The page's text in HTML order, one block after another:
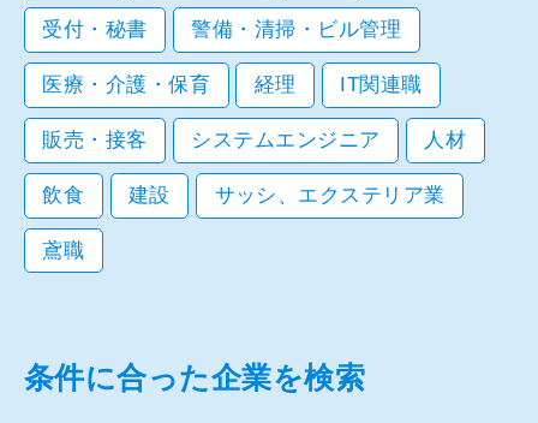
受付・秘書 警備・清掃・ビル管理
医療・介護・保育 経理 IT関連職
販売・接客 システムエンジニア 人材
飲食 建設 サッシ、エクステリア業
鳶職
条件に合った企業を検索